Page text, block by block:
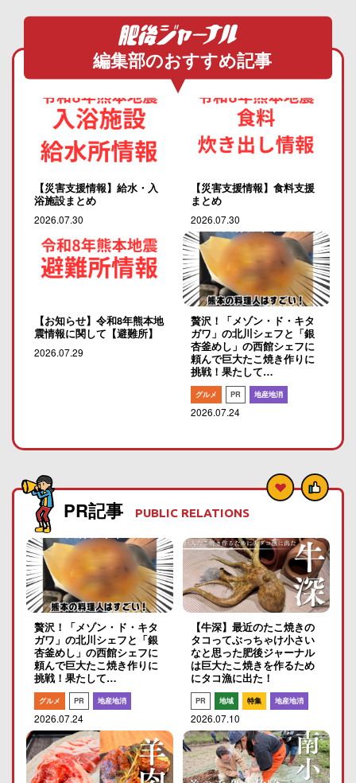
編集部のおすすめ記事
【災害支援情報】給水・入
浴施設まとめ
2026.07.30
【災害支援情報】食料支援
まとめ
2026.07.30
【お知らせ】令和8年熊本地
震情報に関して【避難所】
2026.07.29
贅沢！「メゾン・ド・キタ
ガワ」の北川シェフと「銀
杏釜めし」の西館シェフに
頼んで巨大たこ焼き作りに
挑戦！果たして…
グルメ PR 地産地消
2026.07.24
PR記事 PUBLIC RELATIONS
贅沢！「メゾン・ド・キタ
ガワ」の北川シェフと「銀
杏釜めし」の西館シェフに
頼んで巨大たこ焼き作りに
挑戦！果たして…
グルメ PR 地産地消
2026.07.24
【牛深】最近のたこ焼きの
タコってぶっちゃけ小さい
なと思った肥後ジャーナル
は巨大たこ焼きを作るため
にタコ漁に出た！
PR 地域 特集 地産地消
2026.07.10